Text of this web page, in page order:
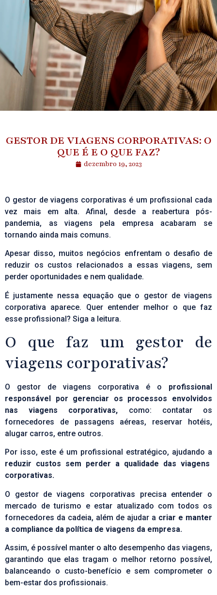
GESTOR DE VIAGENS CORPORATIVAS: O
QUE É E O QUE FAZ?
dezembro 19, 2023
O gestor de viagens corporativas é um profissional cada
vez mais em alta. Afinal, desde a reabertura pós-
pandemia, as viagens pela empresa acabaram se
tornando ainda mais comuns.
Apesar disso, muitos negócios enfrentam o desafio de
reduzir os custos relacionados a essas viagens, sem
perder oportunidades e nem qualidade.
É justamente nessa equação que o gestor de viagens
corporativa aparece. Quer entender melhor o que faz
esse profissional? Siga a leitura.
O que faz um gestor de
viagens corporativas?
O gestor de viagens corporativa é o profissional
responsável por gerenciar os processos envolvidos
nas viagens corporativas, como: contatar os
fornecedores de passagens aéreas, reservar hotéis,
alugar carros, entre outros.
Por isso, este é um profissional estratégico, ajudando a
reduzir custos sem perder a qualidade das viagens
corporativas.
O gestor de viagens corporativas precisa entender o
mercado de turismo e estar atualizado com todos os
fornecedores da cadeia, além de ajudar a criar e manter
a compliance da política de viagens da empresa.
Assim, é possível manter o alto desempenho das viagens,
garantindo que elas tragam o melhor retorno possível,
balanceando o custo-benefício e sem comprometer o
bem-estar dos profissionais.